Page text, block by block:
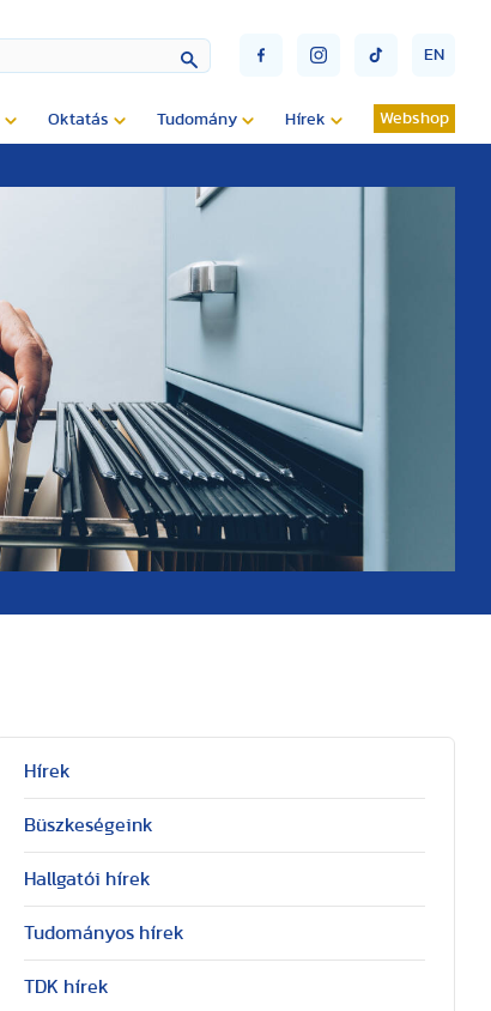
EN
Oktatás Tudomány Hírek Webshop
Hírek
Büszkeségeink
Hallgatói hírek
Tudományos hírek
TDK hírek